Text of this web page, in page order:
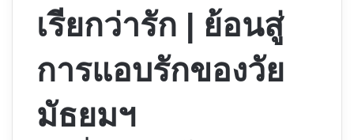
เรียกว่ารัก | ย้อนสู่
การแอบรักของวัย
มัธยมฯ